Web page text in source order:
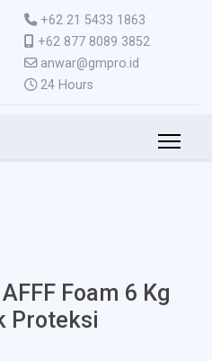
+62 21 5433 1863
+62 877 8089 3852
anwar@gmpro.id
24 Hours
Foam 6 Kg
Proteksi